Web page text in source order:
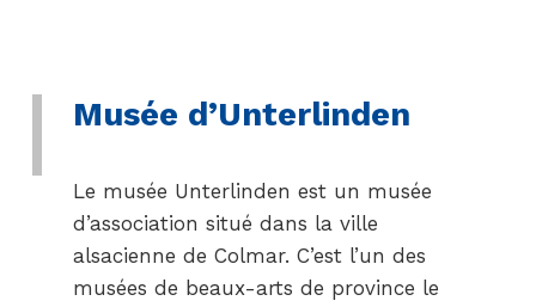
Musée d’Unterlinden
Le musée Unterlinden est un musée
d’association situé dans la ville
alsacienne de Colmar. C’est l’un des
musées de beaux-arts de province le